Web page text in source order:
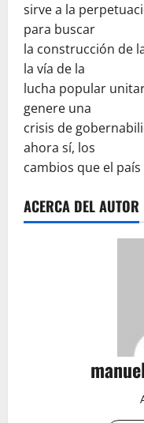
sirve a la
para buscar
la construcción de
la vía de la
lucha popular
genere una
crisis de
ahora sí, los
cambios que el país
ACERCA DEL AUTOR